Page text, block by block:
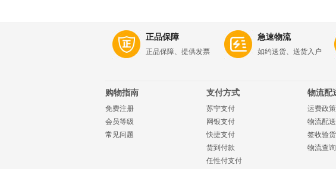
正品保障
正品保障、提供发票
急速物流
如约送货、送货入户
购物指南
免费注册
会员等级
常见问题
支付方式
苏宁支付
网银支付
快捷支付
货到付款
任性付支付
物流配
运费政策
物流配
签收验货
物流查询